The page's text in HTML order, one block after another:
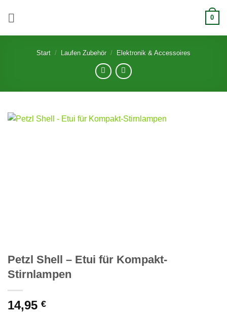
0
Start / Laufen Zubehör / Elektronik & Accessoires
Petzl Shell – Etui für Kompakt-
Stirnlampen
14,95 €